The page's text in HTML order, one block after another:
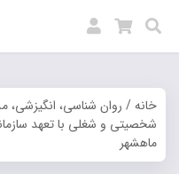
خانه/ روان شناسی، انگیزشی،
شخصیتی و شغلی با تعهد
ماهشهر